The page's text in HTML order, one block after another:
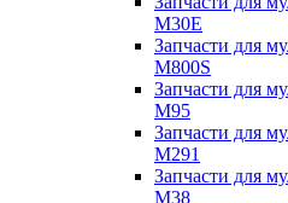
M30E
Запчасти для
M800S
Запчасти для
M95
Запчасти для
M291
Запчасти для
M38